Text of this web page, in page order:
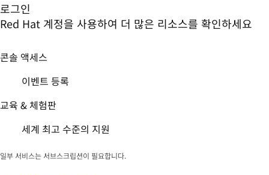
로그인
Red Hat 계정을 사용하여 더 많은 리소스를 확인하세요
콘솔 액세스
이벤트 등록
교육 & 체험판
세계 최고 수준의 지원
일부 서비스는 서브스크립션이 필요합니다.